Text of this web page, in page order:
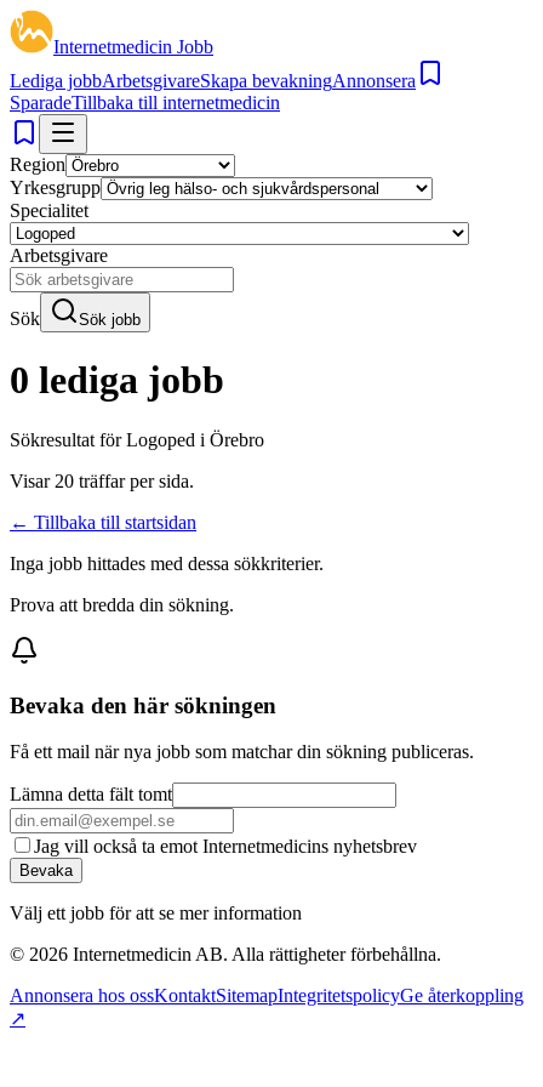
Internetmedicin Jobb
Lediga jobbArbetsgivareSkapa bevakningAnnonsera
SparadeTillbaka till internetmedicin
Region
Yrkesgrupp
Specialitet
Arbetsgivare
Sök Sök jobb
0 lediga jobb
Sökresultat förLogoped i Örebro
Visar 20 träffar per sida.
← Tillbaka till startsidan
Inga jobb hittades med dessa sökkriterier.
Prova att bredda din sökning.
Bevaka den här sökningen
Få ett mail när nya jobb som matchar din sökning publiceras.
Lämna detta fält tomt
Jag vill också ta emot Internetmedicins nyhetsbrev
Bevaka
Välj ett jobb för att se mer information
© 2026 Internetmedicin AB. Alla rättigheter förbehållna.
Annonsera hos ossKontaktSitemapIntegritetspolicyGe återkoppling
↗